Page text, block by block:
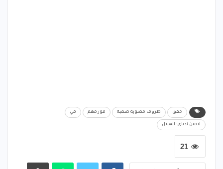
حقق ظروف معنوية صعبة فوز مهم في
لامين ندياي: الهلال
21